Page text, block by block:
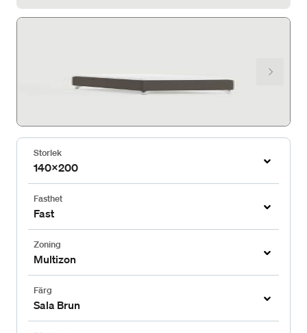
Storlek
140x200
Fasthet
Fast
Zoning
Multizon
Färg
Sala Brun